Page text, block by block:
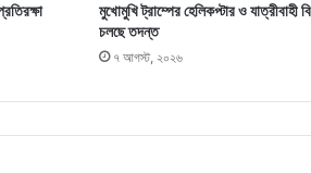
মুখোমুখি ট্রাম্পের হেলিকপ্টার ও যাত্রীবাহী
চলছে তদন্ত
৭ আগস্ট, ২০২৬